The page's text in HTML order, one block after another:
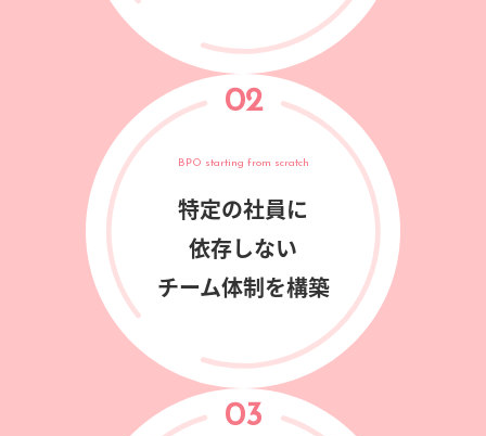
02
BPO starting from scratch
特定の社員に
依存しない
チーム体制を構築
03